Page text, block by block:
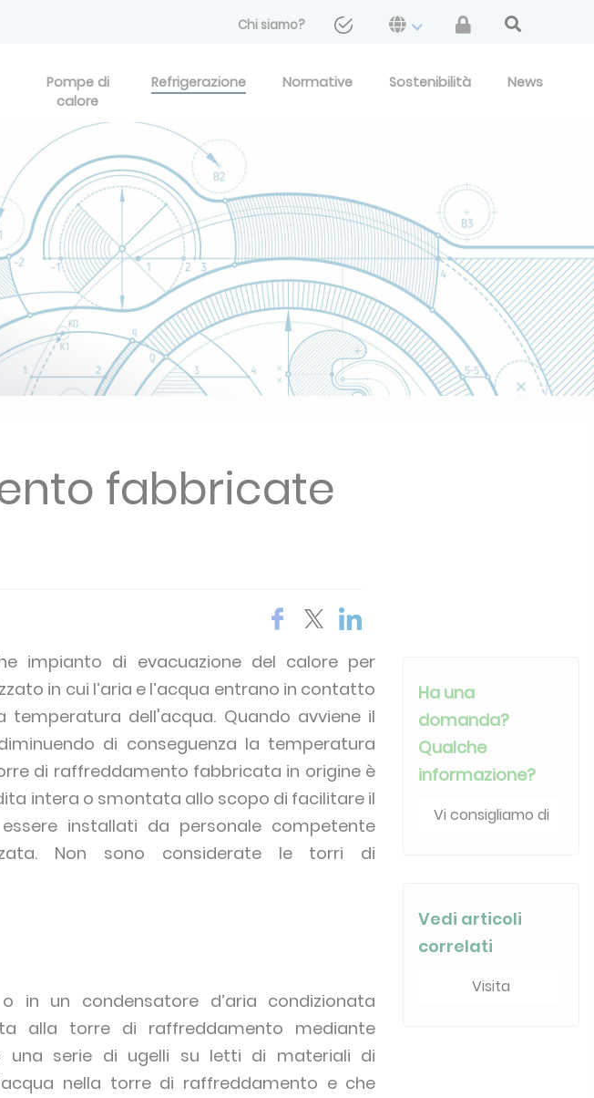
Chi siamo?
Pompe di
calore
Refrigerazione Normative Sostenibilità News
fabbricate
impianto di evacuazione del calore per
in cui l’aria e l’acqua entrano in contatto
temperatura dell'acqua. Quando avviene il
di conseguenza la temperatura
di raffreddamento fabbricata in origine è
intera o smontata allo scopo di facilitare il
installati da personale competente
Non sono considerate le torri di
in un condensatore d’aria condizionata
alla torre di raffreddamento mediante
una serie di ugelli su letti di materiali di
nella torre di raffreddamento e che
Ha una
domanda?
Qualche
informazione?
Vi consigliamo di
Vedi articoli
correlati
Visita